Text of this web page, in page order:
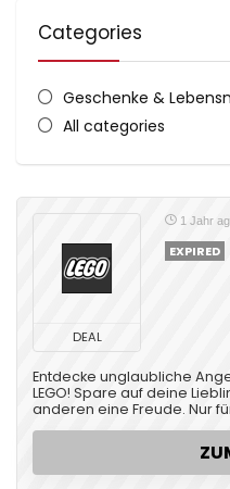
Categories
Geschenke &
All categories
DEAL
1 Jahr
EXPIRED
Entdecke unglaubliche
LEGO! Spare auf deine
anderen eine Freude. Nur